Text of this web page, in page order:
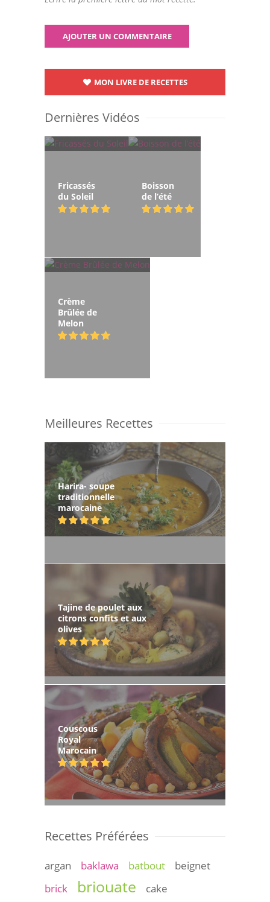
MON LIVRE DE RECETTES
Dernières Vidéos
Fricassés
du Soleil
Boisson
de l’été
Crème
Brûlée de
Melon
Meilleures Recettes
Harira- soupe
traditionnelle
marocaine
Tajine de poulet aux
citrons confits et aux
olives
Couscous
Royal
Marocain
Recettes Préférées
argan baklawa batbout
beignet
brick
briouate
cake